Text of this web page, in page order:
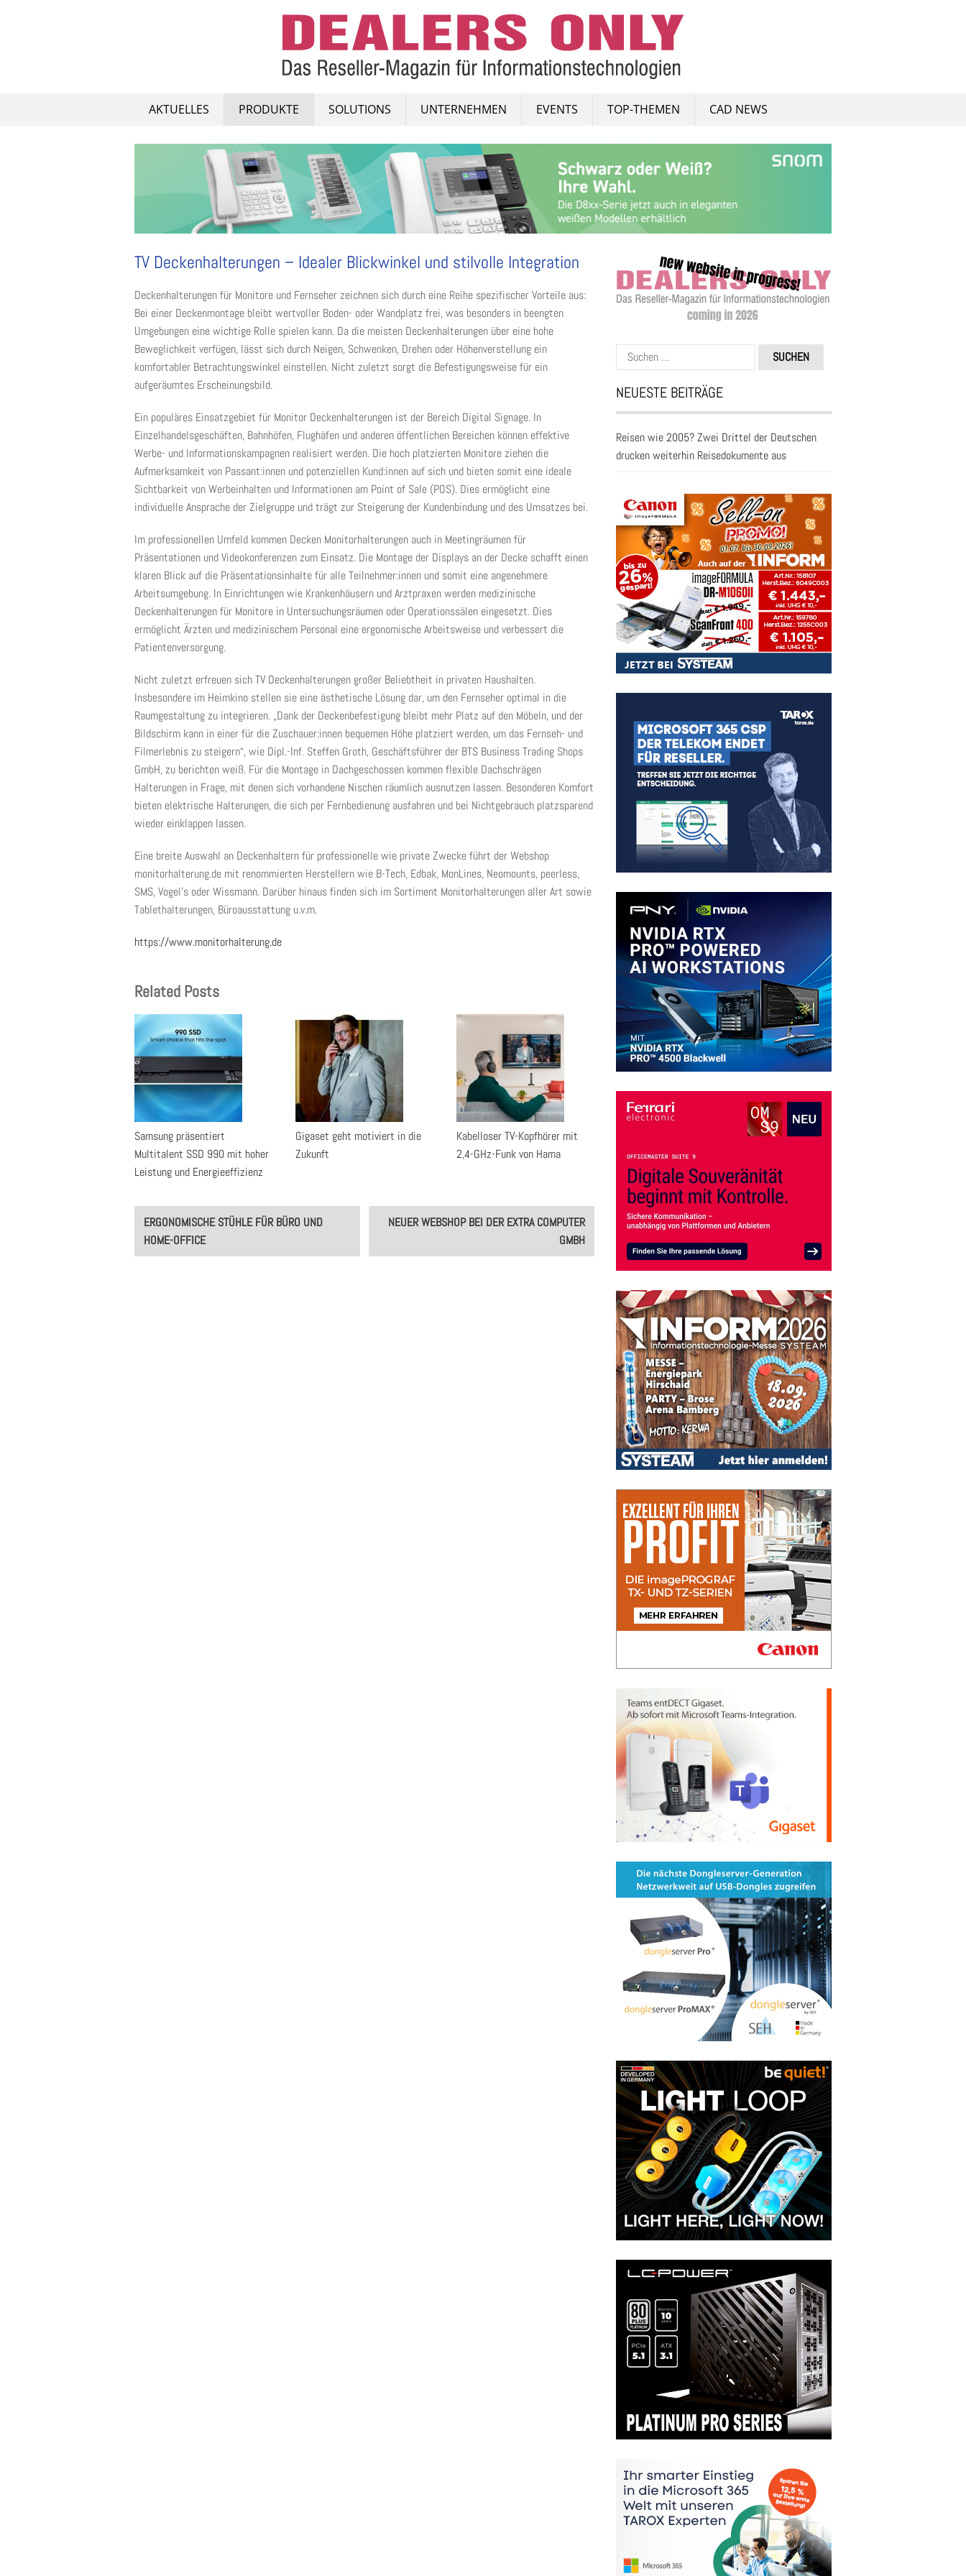
AKTUELLES PRODUKTE SOLUTIONS UNTERNEHMEN EVENTS TOP-THEMEN CAD NEWS
TV Deckenhalterungen – Idealer Blickwinkel und stilvolle Integration
Deckenhalterungen für Monitore und Fernseher zeichnen sich durch eine Reihe spezifischer Vorteile aus:
Bei einer Deckenmontage bleibt wertvoller Boden- oder Wandplatz frei, was besonders in beengten
Umgebungen eine wichtige Rolle spielen kann. Da die meisten Deckenhalterungen über eine hohe
Beweglichkeit verfügen, lässt sich durch Neigen, Schwenken, Drehen oder Höhenverstellung ein
komfortabler Betrachtungswinkel einstellen. Nicht zuletzt sorgt die Befestigungsweise für ein
aufgeräumtes Erscheinungsbild.
Ein populäres Einsatzgebiet für Monitor Deckenhalterungen ist der Bereich Digital Signage. In
Einzelhandelsgeschäften, Bahnhöfen, Flughäfen und anderen öffentlichen Bereichen können effektive
Werbe- und Informationskampagnen realisiert werden. Die hoch platzierten Monitore ziehen die
Aufmerksamkeit von Passant:innen und potenziellen Kund:innen auf sich und bieten somit eine ideale
Sichtbarkeit von Werbeinhalten und Informationen am Point of Sale (POS). Dies ermöglicht eine
individuelle Ansprache der Zielgruppe und trägt zur Steigerung der Kundenbindung und des Umsatzes bei.
Im professionellen Umfeld kommen Decken Monitorhalterungen auch in Meetingräumen für
Präsentationen und Videokonferenzen zum Einsatz. Die Montage der Displays an der Decke schafft einen
klaren Blick auf die Präsentationsinhalte für alle Teilnehmer:innen und somit eine angenehmere
Arbeitsumgebung. In Einrichtungen wie Krankenhäusern und Arztpraxen werden medizinische
Deckenhalterungen für Monitore in Untersuchungsräumen oder Operationssälen eingesetzt. Dies
ermöglicht Ärzten und medizinischem Personal eine ergonomische Arbeitsweise und verbessert die
Patientenversorgung.
Nicht zuletzt erfreuen sich TV Deckenhalterungen großer Beliebtheit in privaten Haushalten.
Insbesondere im Heimkino stellen sie eine ästhetische Lösung dar, um den Fernseher optimal in die
Raumgestaltung zu integrieren. „Dank der Deckenbefestigung bleibt mehr Platz auf den Möbeln, und der
Bildschirm kann in einer für die Zuschauer:innen bequemen Höhe platziert werden, um das Fernseh- und
Filmerlebnis zu steigern“, wie Dipl.-Inf. Steffen Groth, Geschäftsführer der BTS Business Trading Shops
GmbH, zu berichten weiß. Für die Montage in Dachgeschossen kommen flexible Dachschrägen
Halterungen in Frage, mit denen sich vorhandene Nischen räumlich ausnutzen lassen. Besonderen Komfort
bieten elektrische Halterungen, die sich per Fernbedienung ausfahren und bei Nichtgebrauch platzsparend
wieder einklappen lassen.
Eine breite Auswahl an Deckenhaltern für professionelle wie private Zwecke führt der Webshop
monitorhalterung.de mit renommierten Herstellern wie B-Tech, Edbak, MonLines, Neomounts, peerless,
SMS, Vogel’s oder Wissmann. Darüber hinaus finden sich im Sortiment Monitorhalterungen aller Art sowie
Tablethalterungen, Büroausstattung u.v.m.
https://www.monitorhalterung.de
Related Posts
Samsung präsentiert
Multitalent SSD 990 mit hoher
Leistung und Energieeffizienz
Gigaset geht motiviert in die
Zukunft
Kabelloser TV-Kopfhörer mit
2,4-GHz-Funk von Hama
Post
navigation
ERGONOMISCHE STÜHLE FÜR BÜRO UND
HOME-OFFICE
NEUER WEBSHOP BEI DER EXTRA COMPUTER
GMBH
Suchen
nach:
NEUESTE BEITRÄGE
Reisen wie 2005? Zwei Drittel der Deutschen
drucken weiterhin Reisedokumente aus